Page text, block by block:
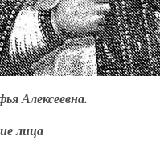
Алексеевна.
лица